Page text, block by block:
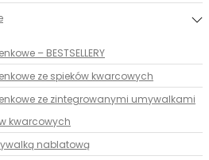
– BESTSELLERY
ze spieków kwarcowych
ze zintegrowanymi umywalkami
kwarcowych
nablatową